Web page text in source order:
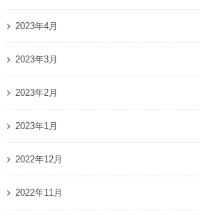
2023年4月
2023年3月
2023年2月
2023年1月
2022年12月
2022年11月